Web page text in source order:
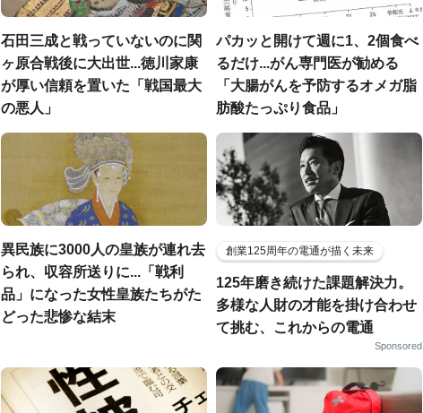
石田三成と戦っていないのに関
ヶ原合戦後に大出世...徳川家康
が厚い信頼を置いた「戦国最大
の悪人」
パカッと開けて週に1、2個食べ
るだけ...がん専門医が勧める
「大腸がんを予防するオメガ脂
肪酸たっぷり食品」
異民族に3000人の皇族が連れ去
られ、収容所送りに...「戦利
品」になった女性皇族たちがた
どった悲惨な結末
創業125周年の電通が描く未来
125年磨き続けた課題解決力。
多様な人財の才能を掛け合わせ
て挑む、これからの電通
Sponsored